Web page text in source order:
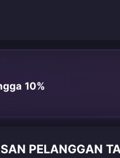
10%
PELANGGAN